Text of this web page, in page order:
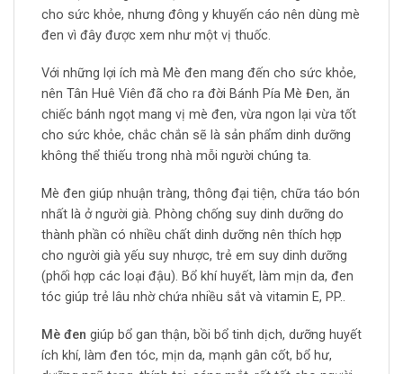
cho sức khỏe, nhưng đông y khuyến cáo nên dùng mè
đen vì đây được xem như một vị thuốc.
Với những lợi ích mà Mè đen mang đến cho sức khỏe,
nên Tân Huê Viên đã cho ra đời Bánh Pía Mè Đen, ăn
chiếc bánh ngọt mang vị mè đen, vừa ngon lại vừa tốt
cho sức khỏe, chắc chắn sẽ là sản phẩm dinh dưỡng
không thể thiếu trong nhà mỗi người chúng ta.
Mè đen giúp nhuận tràng, thông đại tiện, chữa táo bón
nhất là ở người già. Phòng chống suy dinh dưỡng do
thành phần có nhiều chất dinh dưỡng nên thích hợp
cho người già yếu suy nhược, trẻ em suy dinh dưỡng
(phối hợp các loại đậu). Bổ khí huyết, làm mịn da, đen
tóc giúp trẻ lâu nhờ chứa nhiều sắt và vitamin E, PP..
Mè đen giúp bổ gan thận, bồi bổ tinh dịch, dưỡng huyết
ích khí, làm đen tóc, mịn da, mạnh gân cốt, bổ hư,